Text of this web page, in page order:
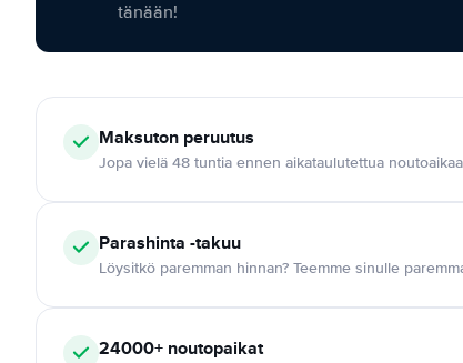
tänään!
Maksuton peruutus
Jopa vielä 48 tuntia ennen aikataulutettua noutoaikaa
Parashinta -takuu
Löysitkö paremman hinnan? Teemme sinulle
24000+ noutopaikat